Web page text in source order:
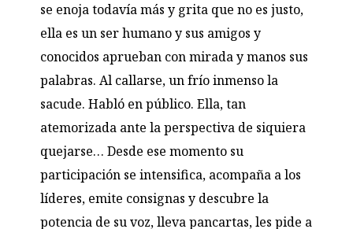
se enoja todavía más y grita que no es justo,
ella es un ser humano y sus amigos y
conocidos aprueban con mirada y manos sus
palabras. Al callarse, un frío inmenso la
sacude. Habló en público. Ella, tan
atemorizada ante la perspectiva de siquiera
quejarse… Desde ese momento su
participación se intensifica, acompaña a los
líderes, emite consignas y descubre la
potencia de su voz, lleva pancartas, les pide a